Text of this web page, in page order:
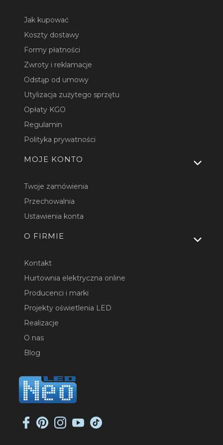
Jak kupować
Koszty dostawy
Formy płatności
Zwroty i reklamacje
Odstąp od umowy
Utylizacja zużytego sprzętu
Opłaty KGO
Regulamin
Polityka prywatności
MOJE KONTO
Twoje zamówienia
Przechowalnia
Ustawienia konta
O FIRMIE
Kontakt
Hurtownia elektryczna online
Producenci i marki
Projekty oświetlenia LED
Realizacje
O nas
Blog